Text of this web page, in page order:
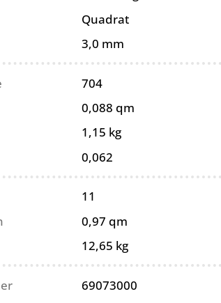
Quadrat
3,0 mm
704
0,088 qm
1,15 kg
0,062
11
0,97 qm
12,65 kg
69073000